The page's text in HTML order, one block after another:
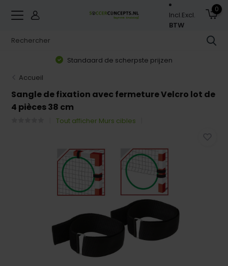
Incl.Excl.
BTW
0
Standaard de scherpste prijzen
Accueil
Sangle de fixation avec fermeture Velcro lot de
4 pièces 38 cm
Tout afficher Murs cibles